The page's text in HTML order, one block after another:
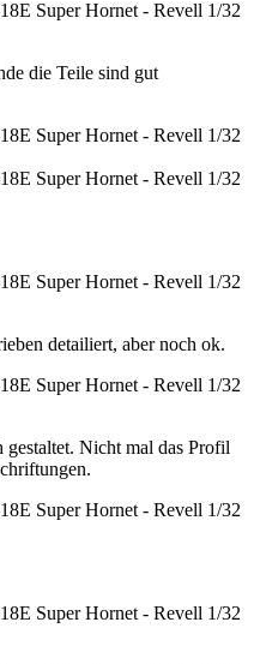
die Teile sind gut
detailiert, aber noch ok.
Nicht mal das Profil